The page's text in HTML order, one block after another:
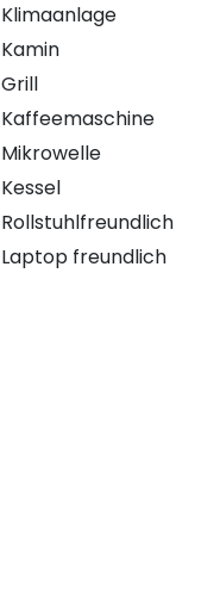
Klimaanlage
Kamin
Grill
Kaffeemaschine
Mikrowelle
Kessel
Rollstuhlfreundlich
Laptop freundlich